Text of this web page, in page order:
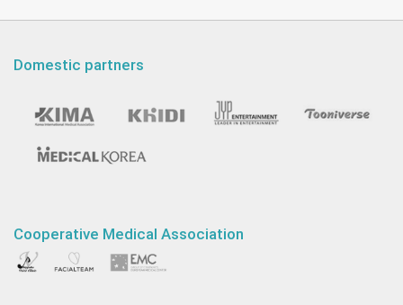
Domestic partners
Cooperative Medical Association